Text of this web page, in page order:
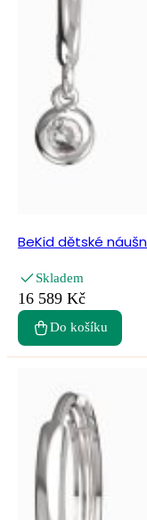
BeKid dětské
Skladem
16 589 Kč
Do košíku